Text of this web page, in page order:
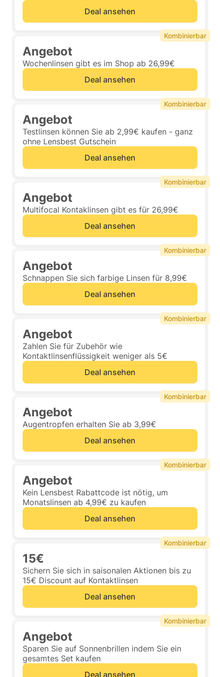
Deal ansehen
Angebot
Wochenlinsen gibt es im Shop ab 26,99€
Deal ansehen
Kombinierbar
Angebot
Testlinsen können Sie ab 2,99€ kaufen - ganz
ohne Lensbest Gutschein
Deal ansehen
Kombinierbar
Angebot
Multifocal Kontaklinsen gibt es für 26,99€
Deal ansehen
Kombinierbar
Angebot
Schnappen Sie sich farbige Linsen für 8,99€
Deal ansehen
Kombinierbar
Angebot
Zahlen Sie für Zubehör wie
Kontaktlinsenflüssigkeit weniger als 5€
Deal ansehen
Kombinierbar
Angebot
Augentropfen erhalten Sie ab 3,99€
Deal ansehen
Kombinierbar
Angebot
Kein Lensbest Rabattcode ist nötig, um
Monatslinsen ab 4,99€ zu kaufen
Deal ansehen
Kombinierbar
15€
Sichern Sie sich in saisonalen Aktionen bis zu
15€ Discount auf Kontaktlinsen
Deal ansehen
Kombinierbar
Angebot
Sparen Sie auf Sonnenbrillen indem Sie ein
gesamtes Set kaufen
Deal ansehen
Kombinierbar